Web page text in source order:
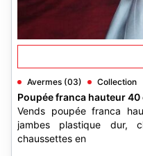
Avermes (03) Collection
Poupée franca hauteur 40
Vends poupée franca
jambes plastique dur,
chaussettes en